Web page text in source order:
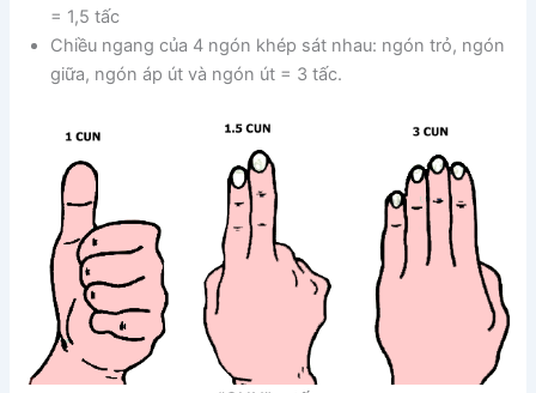
= 1,5 tấc
Chiều ngang của 4 ngón khép sát nhau: ngón trỏ, ngón
giữa, ngón áp út và ngón út = 3 tấc.